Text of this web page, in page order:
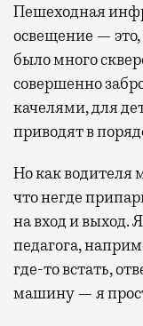
Пешеходная
освещение — это,
было много
совершенно
качелями, для
приводят в
Но как водителя
что негде
на вход и выход.
педагога,
где-то встать,
машину — я